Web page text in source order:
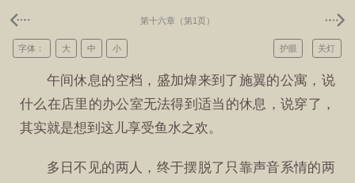
第十六章（第1页）
关灯
护眼
字体： 大 中 小
午间休息的空档，盛加煒来到了施翼的公寓，说
什么在店里的办公室无法得到适当的休息，说穿了，
其实就是想到这儿享受鱼水之欢。
多日不见的两人，终于摆脱了只靠声音系情的两